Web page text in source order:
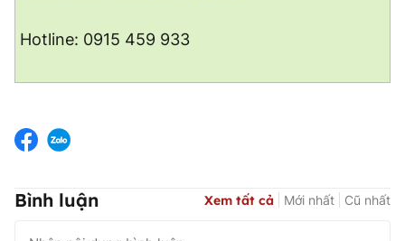
Hotline: 0915 459 933
Bình luận Xem tất cả Mới nhất Cũ nhất